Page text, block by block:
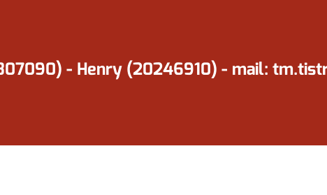
- Henry (20246910) - mail: